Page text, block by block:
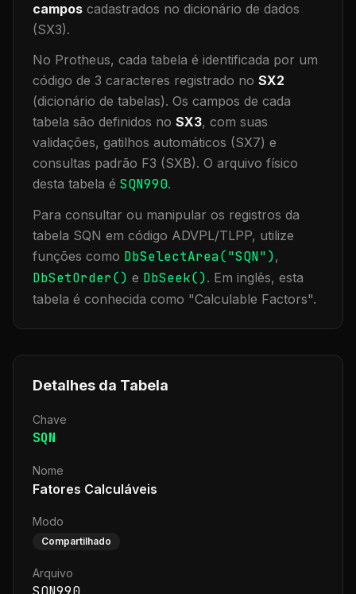
campos cadastrados no dicionário de dados
(SX3).
No Protheus, cada tabela é identificada por um
código de 3 caracteres registrado no SX2
(dicionário de tabelas). Os campos de cada
tabela são definidos no SX3, com suas
validações, gatilhos automáticos (SX7) e
consultas padrão F3 (SXB). O arquivo físico
desta tabela é SQN990.
Para consultar ou manipular os registros da
tabela SQN em código ADVPL/TLPP, utilize
funções como DbSelectArea("SQN"),
DbSetOrder() e DbSeek(). Em inglês, esta
tabela é conhecida como "Calculable Factors".
Detalhes da Tabela
Chave
SQN
Nome
Fatores Calculáveis
Modo
Compartilhado
Arquivo